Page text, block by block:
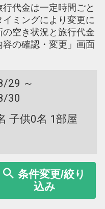
代金は一定時間ごと
ミングにより変更に
空き状況と旅行代金
の確認・変更」画面
29 ～
30
子供0名 1部屋
条件変更/絞り
込み